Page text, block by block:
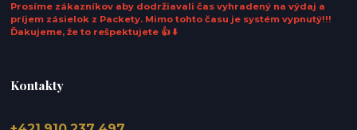
Prosíme zákazníkov aby dodržiavali čas vyhradený na výdaj a
príjem zásielok z Packety. Mimo tohto času je systém vypnutý!!!
Ďakujeme, že to rešpektujete 👍 ⬇️
Kontakty